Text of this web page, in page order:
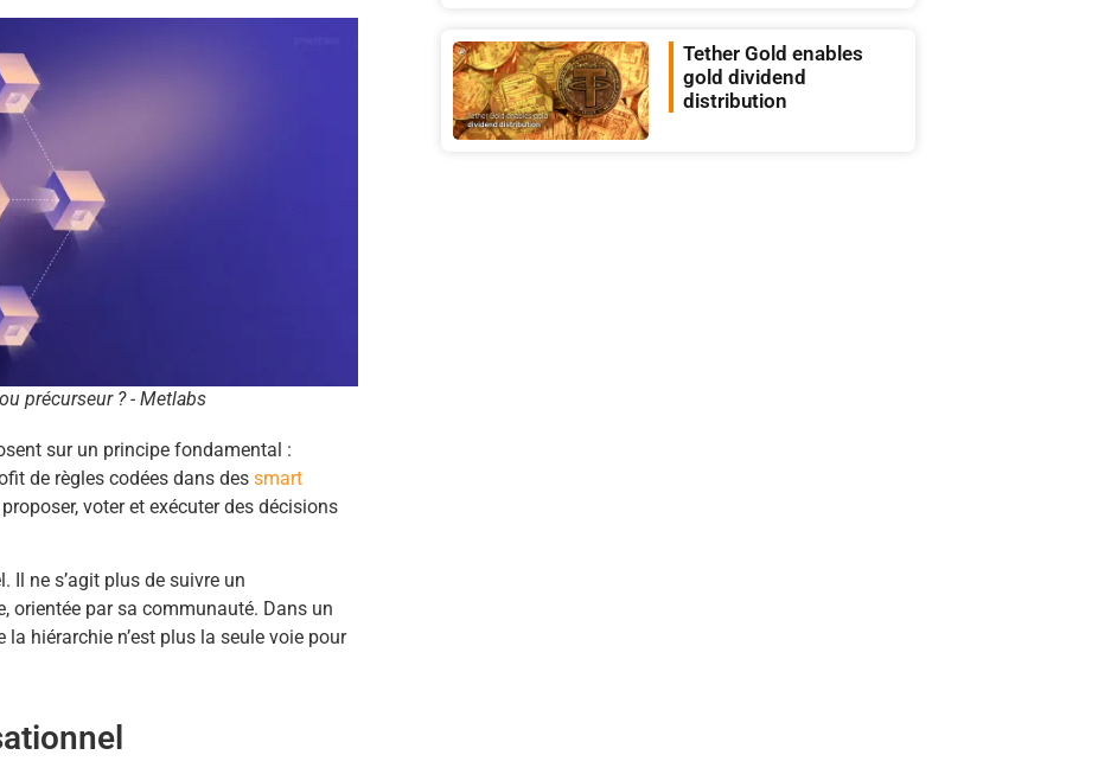
précurseur ? - Metlabs
sur un principe fondamental :
de règles codées dans des smart
voter et exécuter des décisions
Il ne s’agit plus de suivre un
orientée par sa communauté. Dans un
hiérarchie n’est plus la seule voie pour
Tether Gold enables
gold dividend
distribution